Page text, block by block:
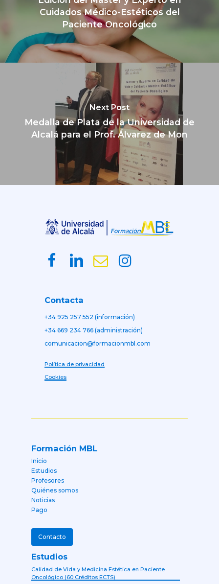
Cuidados Médico-Estéticos del
Paciente Oncológico
Next Post
Medalla de Plata de la Universidad de
Alcalá para el Prof. Álvarez de Mon
Contacta
+34 925 257 552 (información)
+34 669 234 766 (administración)
comunicacion@formacionmbl.com
Política de privacidad
Cookies
Formación MBL
Inicio
Estudios
Profesores
Quiénes somos
Noticias
Pago
Contacto
Estudios
Calidad de Vida y Medicina Estética en Paciente
Oncológico (60 Créditos ECTS)